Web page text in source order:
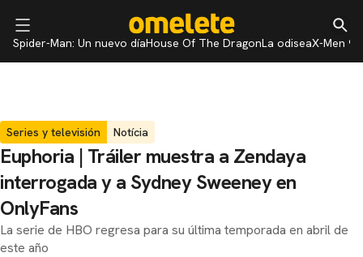
Spider-Man: Un nuevo díaHouse Of The DragonLa odiseaX-Men 97
Series y televisión Notícia
Euphoria | Tráiler muestra a Zendaya
interrogada y a Sydney Sweeney en
OnlyFans
La serie de HBO regresa para su última temporada en abril de
este año